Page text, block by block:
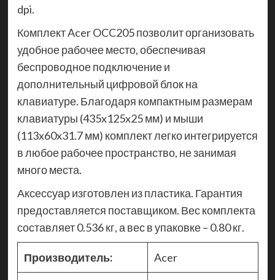
dpi.
Комплект Acer OCC205 позволит организовать
удобное рабочее место, обеспечивая
беспроводное подключение и
дополнительный цифровой блок на
клавиатуре. Благодаря компактным размерам
клавиатуры (435x125x25 мм) и мыши
(113x60x31.7 мм) комплект легко интегрируется
в любое рабочее пространство, не занимая
много места.
Аксессуар изготовлен из пластика. Гарантия
предоставляется поставщиком. Вес комплекта
составляет 0.536 кг, а вес в упаковке – 0.80 кг.
Производитель: Acer